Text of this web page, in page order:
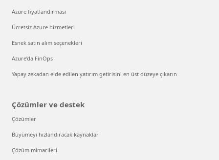
Azure fiyatlandırması
Ücretsiz Azure hizmetleri
Esnek satın alım seçenekleri
Azure’da FinOps
Yapay zekadan elde edilen yatırım getirisini en üst düzeye çıkarın
Çözümler ve destek
Çözümler
Büyümeyi hızlandıracak kaynaklar
Çözüm mimarileri